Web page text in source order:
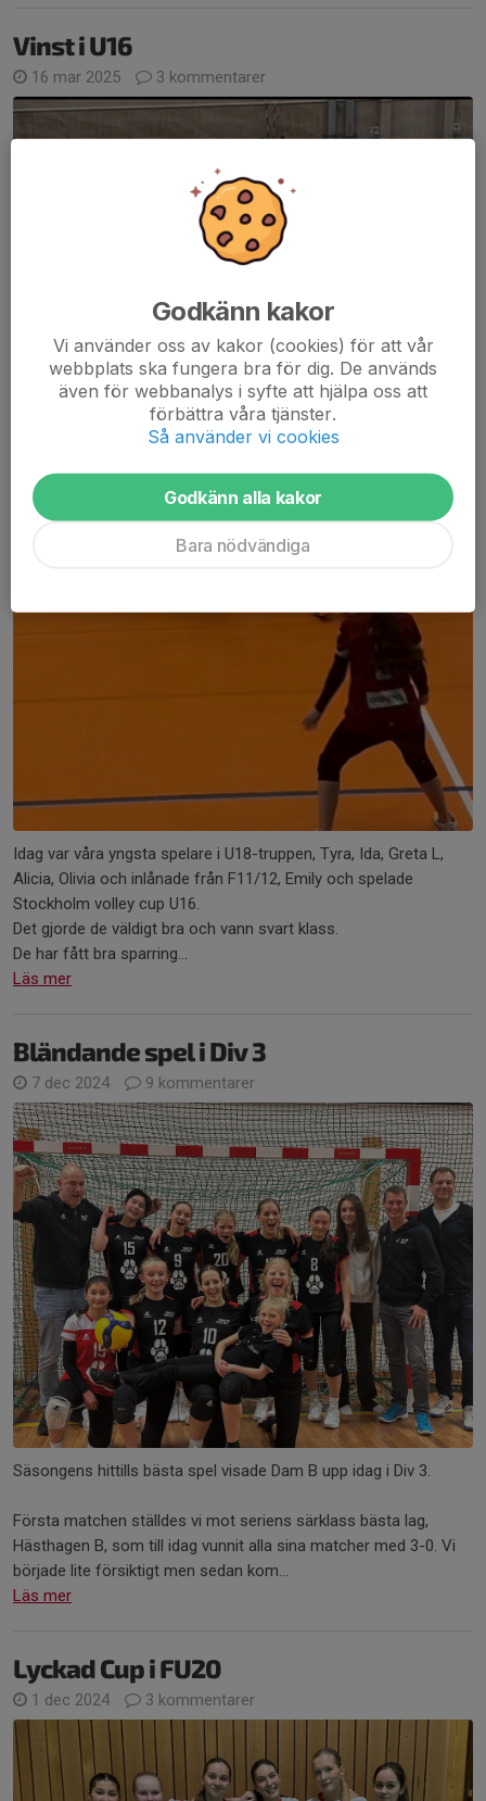
Vinst i U16
16 mar 2025 3 kommentarer
Idag var våra yngsta spelare i U18-truppen, Tyra, Ida, Greta L,
Alicia, Olivia och inlånade från F11/12, Emily och spelade
Stockholm volley cup U16.
Det gjorde de väldigt bra och vann svart klass.
De har fått bra sparring...
Läs mer
Bländande spel i Div 3
7 dec 2024 9 kommentarer
Säsongens hittills bästa spel visade Dam B upp idag i Div 3.
Första matchen ställdes vi mot seriens särklass bästa lag,
Hästhagen B, som till idag vunnit alla sina matcher med 3-0. Vi
började lite försiktigt men sedan kom...
Läs mer
Lyckad Cup i FU20
1 dec 2024 3 kommentarer
Godkänn kakor
Vi använder oss av kakor (cookies) för att vår
webbplats ska fungera bra för dig. De används
även för webbanalys i syfte att hjälpa oss att
förbättra våra tjänster.
Så använder vi cookies
Godkänn alla kakor
Bara nödvändiga